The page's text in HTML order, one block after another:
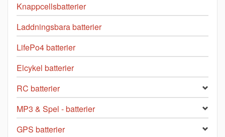
Knappcellsbatterier
Laddningsbara batterier
LifePo4 batterier
Elcykel batterier
RC batterier
MP3 & Spel - batterier
GPS batterier